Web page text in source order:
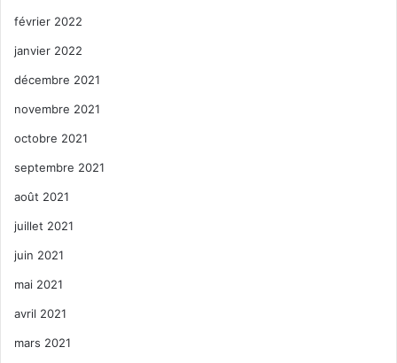
février 2022
janvier 2022
décembre 2021
novembre 2021
octobre 2021
septembre 2021
août 2021
juillet 2021
juin 2021
mai 2021
avril 2021
mars 2021